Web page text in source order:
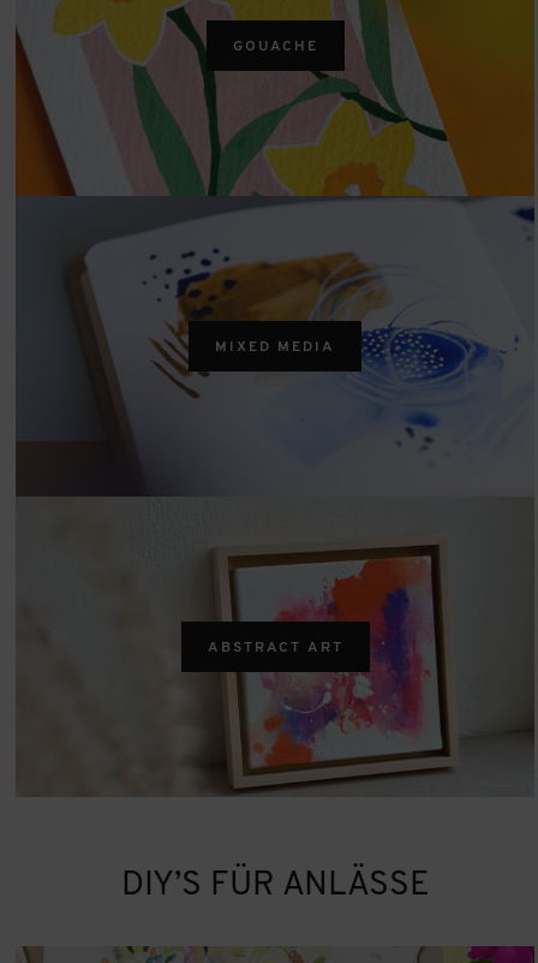
GOUACHE
MIXED MEDIA
ABSTRACT ART
DIY’S FÜR ANLÄSSE